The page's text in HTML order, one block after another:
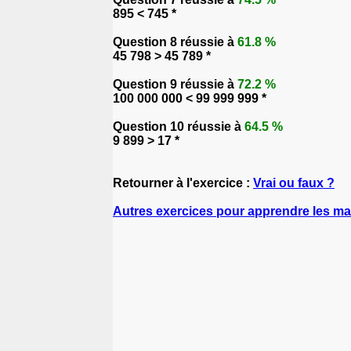
895 < 745 *
Question 8 réussie à 61.8 %
45 798 > 45 789 *
Question 9 réussie à 72.2 %
100 000 000 < 99 999 999 *
Question 10 réussie à 64.5 %
9 899 > 17 *
Retourner à l'exercice : Vrai ou faux ?
Autres exercices pour apprendre les